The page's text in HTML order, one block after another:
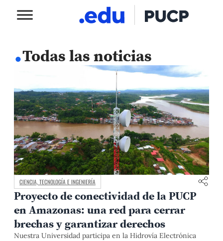
.Todas las noticias
CIENCIA, TECNOLOGÍA E INGENIERÍA
Proyecto de conectividad de la PUCP
en Amazonas: una red para cerrar
brechas y garantizar derechos
Nuestra Universidad participa en la Hidrovía Electrónica